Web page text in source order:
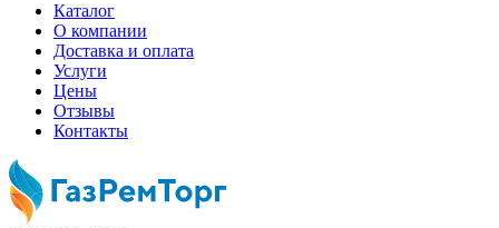
Каталог
О компании
Доставка и оплата
Услуги
Цены
Отзывы
Контакты